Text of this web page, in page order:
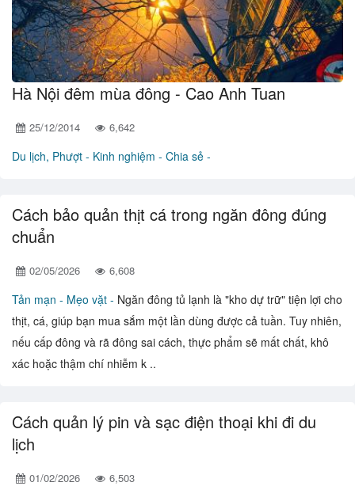
Hà Nội đêm mùa đông - Cao Anh Tuan
25/12/2014 6,642
Du lịch, Phượt - Kinh nghiệm - Chia sẻ -
Cách bảo quản thịt cá trong ngăn đông đúng
chuẩn
02/05/2026 6,608
Tản mạn - Mẹo vặt - Ngăn đông tủ lạnh là "kho dự trữ" tiện lợi cho
thịt, cá, giúp bạn mua sắm một lần dùng được cả tuần. Tuy nhiên,
nếu cấp đông và rã đông sai cách, thực phẩm sẽ mất chất, khô
xác hoặc thậm chí nhiễm k ..
Cách quản lý pin và sạc điện thoại khi đi du
lịch
01/02/2026 6,503